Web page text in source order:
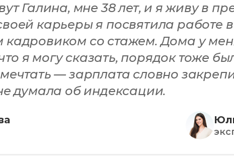
Галина, мне 38 лет, и я живу в
карьеры я посвятила работе
со стажем. Дома у
я могу сказать, порядок тоже
— зарплата словно
думала об индексации.